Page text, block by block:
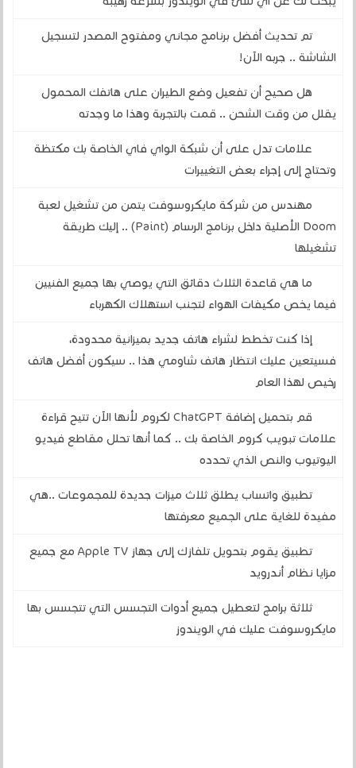
تم تحديث أفضل برنامج مجاني ومفتوح المصدر لتسجيل
الشاشة .. جربه الآن!
هل صحيح أن تفعيل وضع الطيران على هاتفك المحمول
يقلل من وقت الشحن .. قمت بالتجربة وهذا ما وجدته
علامات تدل على أن شبكة الواي فاي الخاصة بك مكتظة
وتحتاج إلى إجراء بعض التغييرات
مهندس من شركة مايكروسوفت يتمن من تشغيل لعبة
Doom الأصلية داخل برنامج الرسام (Paint) .. إليك طريقة
تشغيلها
ما هي قاعدة الثلاث دقائق التي يوصي بها جميع الفنيين
فيما يخص مكيفات الهواء لتجنب استهلاك الكهرباء
إذا كنت تخطط لشراء هاتف جديد بميزانية محدودة،
فسيتعين عليك انتظار هاتف شاومي هذا .. سيكون أفضل هاتف
رخيص لهذا العام
قم بتحميل إضافة ChatGPT لكروم لأنها الآن تتيح قراءة
علامات تبويب كروم الخاصة بك .. كما أنها تحلل مقاطع فيديو
اليوتيوب والنص الذي تحدده
تطبيق واتساب يطلق ثلاث ميزات جديدة للمجموعات ..هي
مفيدة للغاية على الجميع معرفتها
تطبيق يقوم بتحويل تلفازك إلى جهاز Apple TV مع جميع
مزايا نظام أندرويد
ثلاثة برامج لتعطيل جميع أدوات التجسس التي تتجسس بها
مايكروسوفت عليك في الويندوز